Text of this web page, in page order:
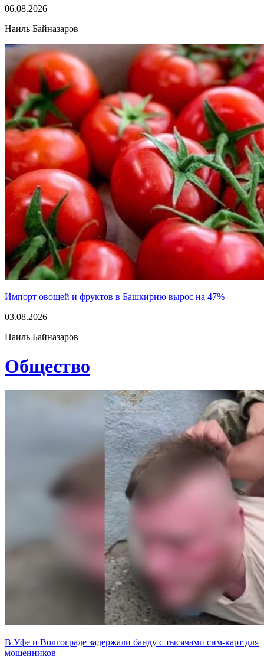
06.08.2026
Наиль Байназаров
Импорт овощей и фруктов в Башкирию вырос на 47%
03.08.2026
Наиль Байназаров
Общество
В Уфе и Волгограде задержали банду с тысячами сим-карт для
мошенников